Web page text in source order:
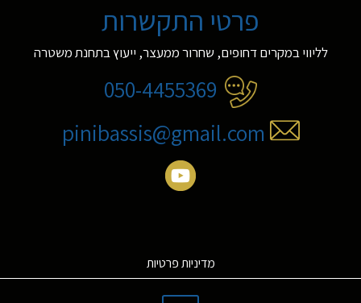
פרטי התקשרות
לליווי במקרים דחופים, שחרור ממעצר, ייעוץ בתחנת משטרה
050-4455369
מדיניות פרטיות